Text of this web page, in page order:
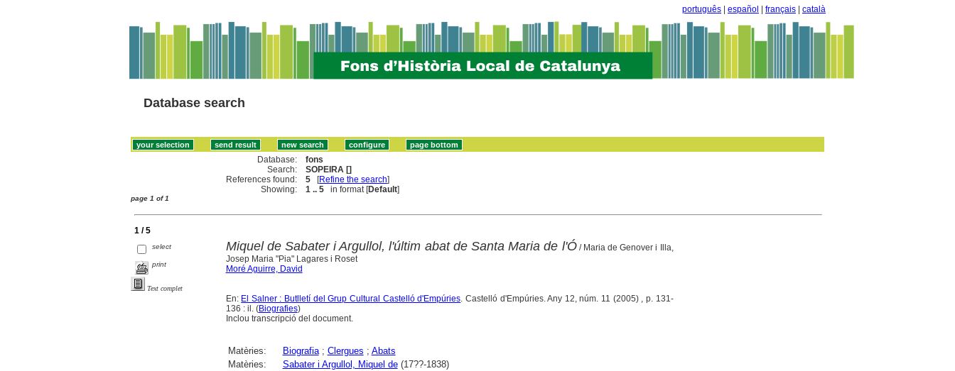
português español français català
Database search
Database:
fons
Search:
SOPEIRA []
References found:
5 [Refine the search]
Showing:
1 .. 5 in format [Default]
page 1 of 1
1 / 5
select
print
Text complet
Miquel de Sabater i Argullol, l'últim abat de Santa Maria de l'Ó/ Maria de Genover i Illa,
Josep Maria "Pia" Lagares i Roset
Moré Aguirre, David
En: El Salner : Butlletí del Grup Cultural Castelló d'Empúries. Castelló d'Empúries. Any 12, núm. 11 (2005) , p. 131-
136 : il. (Biografies)
Inclou transcripció del document.
Matèries: Biografia; Clergues ; Abats
Matèries:
Sabater i Argullol, Miquel de(17??-1838)